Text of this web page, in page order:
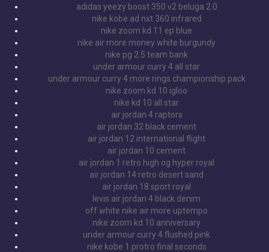
adidas yeezy boost 350 v2 beluga 2.0
nike kobe ad nxt 360 infrared
nike zoom kd 11 ep blue
nike air more money white burgundy
nike pg 2.5 team bank
under armour curry 4 all star
under armour curry 4 more rings championship pack
nike zoom kd 10 igloo
nike kd 10 all star
air jordan 4 raptors
air jordan 32 black cement
air jordan 12 international flight
air jordan 10 cement
air jordan 1 retro high og hyper royal
air jordan 14 retro desert sand
air jordan 18 sport royal
levis air jordan 4 black denim
off white nike air more uptempo
nike zoom kd 10 anniversary
under armour curry 4 flushed pink
nike kobe 1 protro final seconds